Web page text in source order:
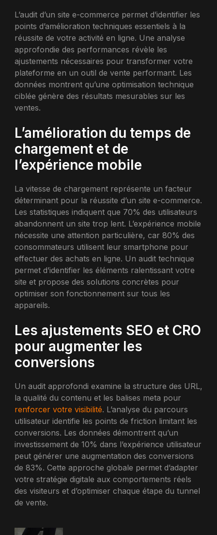
L’audit d’un site e-commerce permet d’identifier les
points d’amélioration techniques essentiels à la
réussite de votre activité en ligne. Une analyse
approfondie des performances révèle les
ajustements nécessaires pour transformer votre
plateforme en un outil de vente performant. Les
données montrent qu’une optimisation technique
ciblée génère des résultats mesurables sur les
ventes.
L’amélioration du temps de
chargement et de
l’expérience mobile
La vitesse de chargement représente un facteur
déterminant pour la réussite d’un site e-commerce.
Les statistiques indiquent que 70% des utilisateurs
abandonnent un site trop lent. L’expérience mobile
nécessite une attention particulière, car 80% des
consommateurs utilisent leur smartphone pour
effectuer des achats en ligne. Un audit technique
permet d’identifier les éléments ralentissant votre
site et propose des solutions concrètes pour
optimiser son fonctionnement sur tous les
appareils.
Les ajustements SEO et CRO
pour augmenter les
conversions
Un audit approfondi examine la structure des URL,
la qualité du contenu et les balises meta pour
renforcer votre visibilité. L’analyse du parcours
utilisateur identifie les points de friction limitant les
conversions. Les données démontrent qu’un
investissement de 10% dans l’expérience utilisateur
peut générer une augmentation des conversions
de 83%. Cette approche globale permet d’adapter
votre stratégie digitale aux comportements réels
des visiteurs et d’optimiser chaque étape du tunnel
de vente.